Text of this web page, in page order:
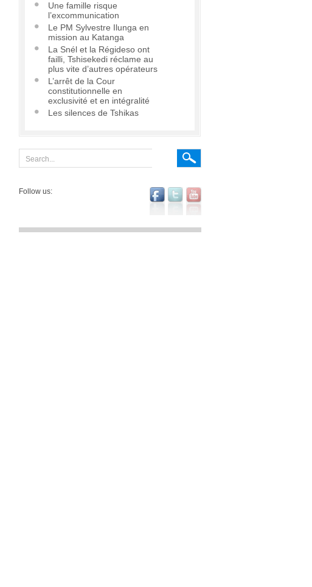
Une famille risque
l’excommunication
Le PM Sylvestre Ilunga en
mission au Katanga
La Snél et la Régideso ont
failli, Tshisekedi réclame au
plus vite d’autres opérateurs
L’arrêt de la Cour
constitutionnelle en
exclusivité et en intégralité
Les silences de Tshikas
Follow us: